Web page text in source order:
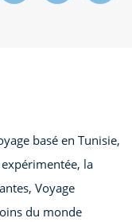
basé en Tunisie,
la
Voyage
du monde